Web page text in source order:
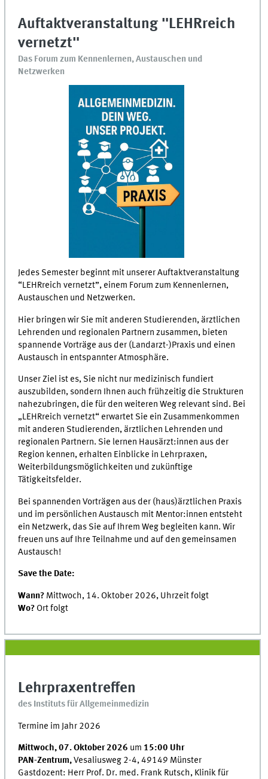
Auftaktveranstaltung "LEHRreich
vernetzt"
Das Forum zum Kennenlernen, Austauschen und
Netzwerken
Jedes Semester beginnt mit unserer Auftaktveranstaltung
“LEHRreich vernetzt”, einem Forum zum Kennenlernen,
Austauschen und Netzwerken.
Hier bringen wir Sie mit anderen Studierenden, ärztlichen
Lehrenden und regionalen Partnern zusammen, bieten
spannende Vorträge aus der (Landarzt-)Praxis und einen
Austausch in entspannter Atmosphäre.
Unser Ziel ist es, Sie nicht nur medizinisch fundiert
auszubilden, sondern Ihnen auch frühzeitig die Strukturen
nahezubringen, die für den weiteren Weg relevant sind. Bei
„LEHRreich vernetzt“ erwartet Sie ein Zusammenkommen
mit anderen Studierenden, ärztlichen Lehrenden und
regionalen Partnern. Sie lernen Hausärzt:innen aus der
Region kennen, erhalten Einblicke in Lehrpraxen,
Weiterbildungsmöglichkeiten und zukünftige
Tätigkeitsfelder.
Bei spannenden Vorträgen aus der (haus)ärztlichen Praxis
und im persönlichen Austausch mit Mentor:innen entsteht
ein Netzwerk, das Sie auf Ihrem Weg begleiten kann. Wir
freuen uns auf Ihre Teilnahme und auf den gemeinsamen
Austausch!
Save the Date:
Wann? Mittwoch, 14. Oktober 2026, Uhrzeit folgt
Wo? Ort folgt
Lehrpraxentreffen
des Instituts für Allgemeinmedizin
Termine im Jahr 2026
Mittwoch, 07. Oktober 2026 um 15:00 Uhr
PAN-Zentrum,Vesaliusweg 2-4, 49149 Münster
Gastdozent: Herr Prof. Dr. med. Frank Rutsch, Klinik für